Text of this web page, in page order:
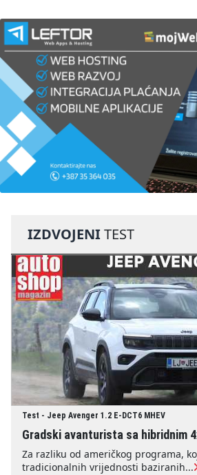
IZDVOJENITEST
Test - Jeep Avenger 1.2 E-DCT6 MHEV
Gradski avanturista sa hibridnim
Za razliku od američkog programa,
tradicionalnih vrijednosti baziranih...